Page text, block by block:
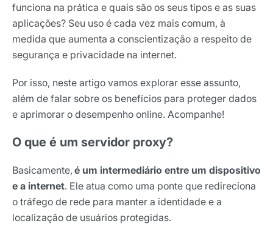
funciona na prática e quais são os seus tipos e as suas
aplicações? Seu uso é cada vez mais comum, à
medida que aumenta a conscientização a respeito de
segurança e privacidade na internet.
Por isso, neste artigo vamos explorar esse assunto,
além de falar sobre os benefícios para proteger dados
e aprimorar o desempenho online. Acompanhe!
O que é um servidor proxy?
Basicamente, é um intermediário entre um dispositivo
e a internet. Ele atua como uma ponte que redireciona
o tráfego de rede para manter a identidade e a
localização de usuários protegidas.